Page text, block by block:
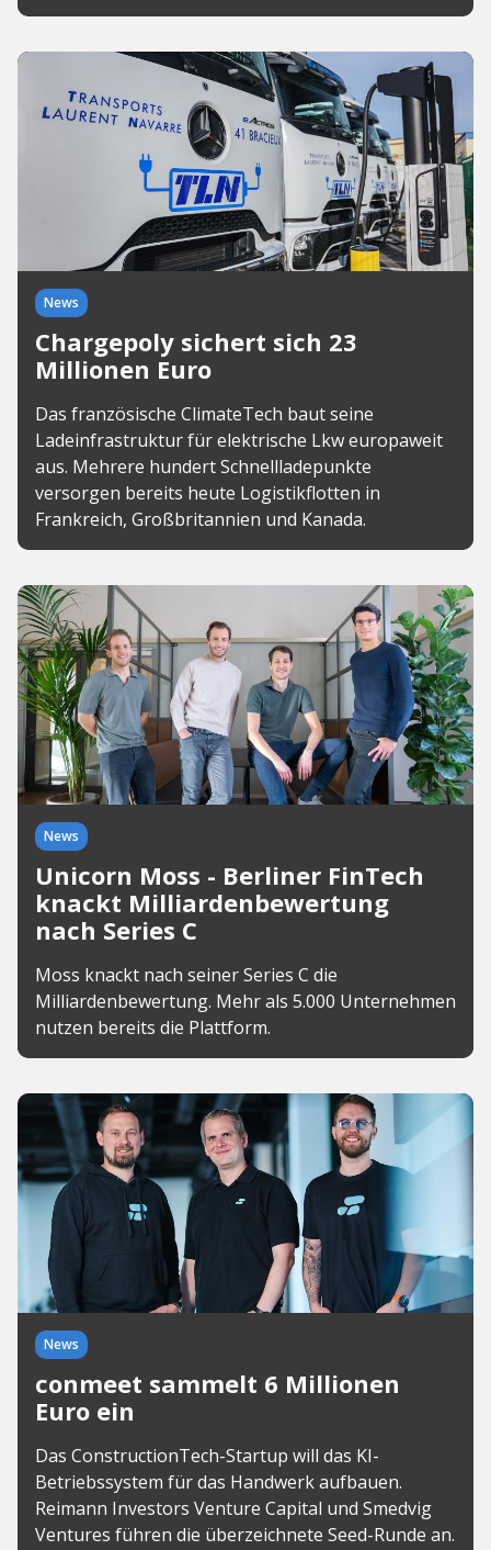
News
Chargepoly sichert sich 23
Millionen Euro
Das französische ClimateTech baut seine
Ladeinfrastruktur für elektrische Lkw europaweit
aus. Mehrere hundert Schnellladepunkte
versorgen bereits heute Logistikflotten in
Frankreich, Großbritannien und Kanada.
News
Unicorn Moss - Berliner FinTech
knackt Milliardenbewertung
nach Series C
Moss knackt nach seiner Series C die
Milliardenbewertung. Mehr als 5.000 Unternehmen
nutzen bereits die Plattform.
News
conmeet sammelt 6 Millionen
Euro ein
Das ConstructionTech-Startup will das KI-
Betriebssystem für das Handwerk aufbauen.
Reimann Investors Venture Capital und Smedvig
Ventures führen die überzeichnete Seed-Runde an.